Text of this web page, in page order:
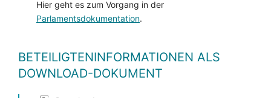
Hier geht es zum Vorgang in der
Parlamentsdokumentation.
BETEILIGTENINFORMATIONEN ALS
DOWNLOAD-DOKUMENT